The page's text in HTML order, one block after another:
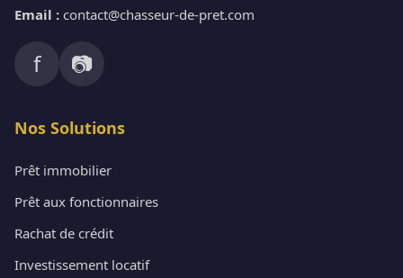
Email : contact@chasseur-de-pret.com
f 📷
Nos Solutions
Prêt immobilier
Prêt aux fonctionnaires
Rachat de crédit
Investissement locatif